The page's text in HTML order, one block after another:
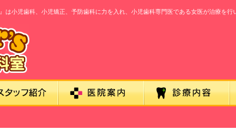
は小児歯科、小児矯正、予防歯科に力を入れ、小児歯科専門医である女医が治療を行